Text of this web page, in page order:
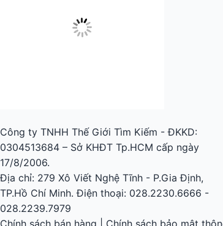
Decal nhiệt in áo
Địa chỉ: 279 Xô Viết Nghệ Tĩnh - P.Gia Định,
TP.Hồ Chí Minh. Điện thoại: 028.2230.6666 -
028.2239.7979
Chính sách bán hàng|Chính sách bảo mật thông
tin